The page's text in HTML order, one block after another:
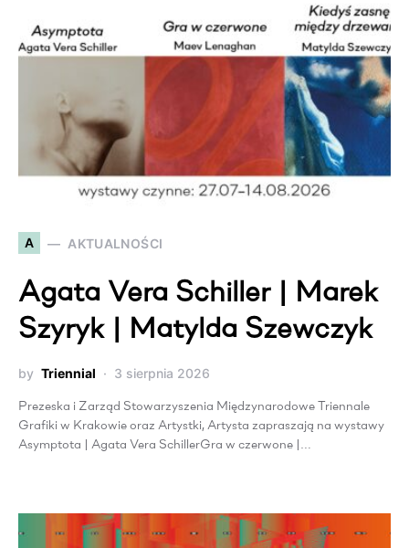
A AKTUALNOŚCI
Agata Vera Schiller | Marek
Szyryk | Matylda Szewczyk
by Triennial 3 sierpnia 2026
Prezeska i Zarząd Stowarzyszenia Międzynarodowe Triennale
Grafiki w Krakowie oraz Artystki, Artysta zapraszają na wystawy
Asymptota | Agata Vera SchillerGra w czerwone |…